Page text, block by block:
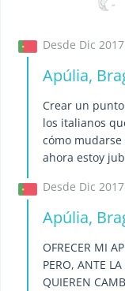
Desde Dic 2017
Apúlia,
Crear un
los italianos
cómo mudarse
ahora estoy
Desde Dic 2017
Apúlia,
OFRECER MI
PERO, ANTE
QUIEREN